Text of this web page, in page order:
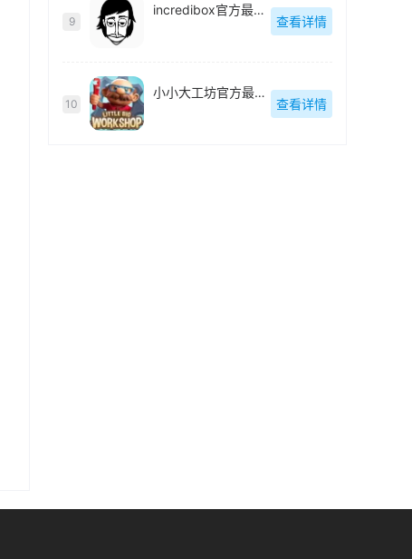
9
incredibox官方最新版
查看详情
10
小小大工坊官方最新版
查看详情